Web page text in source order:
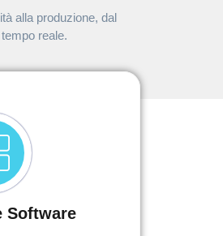
alla produzione, dal
reale.
Software